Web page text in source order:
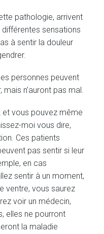
pathologie, arrivent
sensations
à sentir la douleur
personnes peuvent
mais n’auront pas mal.
et vous pouvez même
moi vous dire,
Ces patients
pas sentir si leur
en cas
sentir à un moment,
ventre, vous saurez
voir un médecin,
elles ne pourront
la maladie